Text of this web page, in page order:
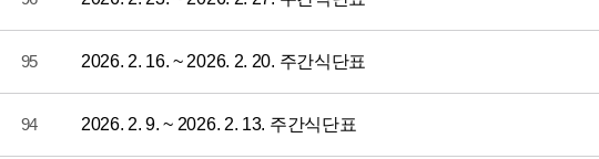
95 2026. 2. 16. ~ 2026. 2. 20. 주간식단표
94 2026. 2. 9. ~ 2026. 2. 13. 주간식단표